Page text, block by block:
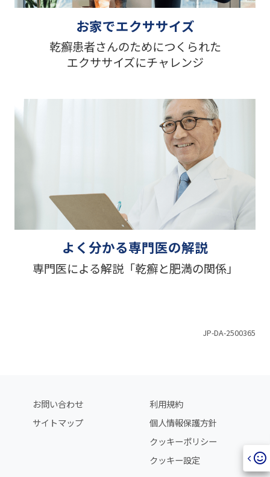
お家でエクササイズ
乾癬患者さんのためにつくられた
エクササイズにチャレンジ
よく分かる専門医の解説
専門医による解説「乾癬と肥満の関係」
JP-DA-2500365
お問い合わせ
サイトマップ
利用規約
個人情報保護方針
クッキーポリシー
クッキー設定